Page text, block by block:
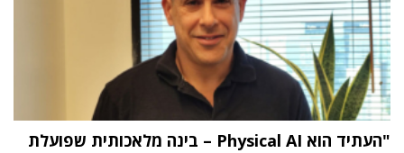
"העתיד הוא Physical AI – בינה מלאכותית שפועלת